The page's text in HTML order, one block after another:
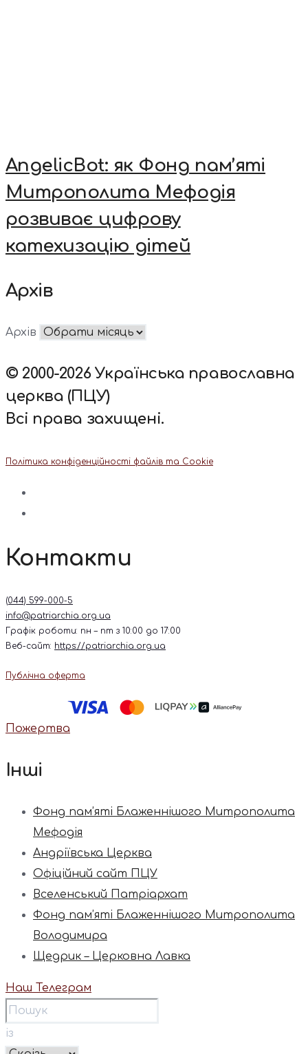
AngelicBot: як Фонд пам’яті
Митрополита Мефодія
розвиває цифрову
катехизацію дітей
Архів
Архів
© 2000-2026 Українська православна
церква (ПЦУ)
Всі права захищені.
Політика конфіденційності файлів та Cookie
Контакти
(044) 599-000-5
info@patriarchia.org.ua
Графік роботи: пн – пт з 10:00 до 17:00
Веб-сайт: https://patriarchia.org.ua
Публічна оферта
Пожертва
Інші
Фонд пам’яті Блаженнішого Митрополита
Мефодія
Андріївська Церква
Офіційний сайт ПЦУ
Вселенський Патріархат
Фонд пам’яті Блаженнішого Митрополита
Володимира
Щедрик – Церковна Лавка
Наш Телеграм
із